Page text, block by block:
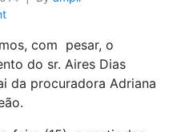
com pesar, o
do sr. Aires Dias
da procuradora Adriana